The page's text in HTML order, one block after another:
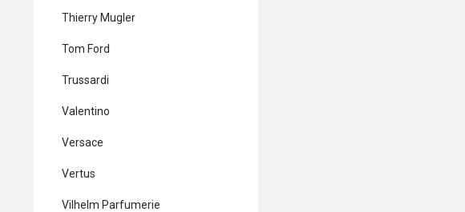
Thierry Mugler
Tom Ford
Trussardi
Valentino
Versace
Vertus
Vilhelm Parfumerie